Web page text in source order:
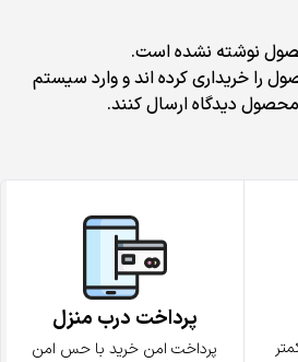
نوشته نشده است.
را خریداری کرده اند و وارد سیستم
محصول دیدگاه ارسال کنند.
پرداخت درب منزل
پرداخت امن خرید با حس امن